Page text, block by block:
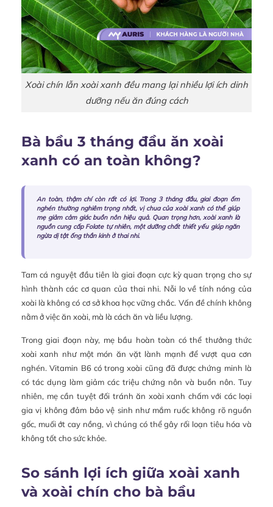
Xoài chín lẫn xoài xanh đều mang lại nhiều lợi ích dinh
dưỡng nếu ăn đúng cách
Bà bầu 3 tháng đầu ăn xoài
xanh có an toàn không?
An toàn, thậm chí còn rất có lợi. Trong 3 tháng đầu, giai đoạn ốm
nghén thường nghiêm trọng nhất, vị chua của xoài xanh có thể giúp
mẹ giảm cảm giác buồn nôn hiệu quả. Quan trọng hơn, xoài xanh là
nguồn cung cấp Folate tự nhiên, một dưỡng chất thiết yếu giúp ngăn
ngừa dị tật ống thần kinh ở thai nhi.
Tam cá nguyệt đầu tiên là giai đoạn cực kỳ quan trọng cho sự
hình thành các cơ quan của thai nhi. Nỗi lo về tính nóng của
xoài là không có cơ sở khoa học vững chắc. Vấn đề chính không
nằm ở việc ăn xoài, mà là cách ăn và liều lượng.
Trong giai đoạn này, mẹ bầu hoàn toàn có thể thưởng thức
xoài xanh như một món ăn vặt lành mạnh để vượt qua cơn
nghén. Vitamin B6 có trong xoài cũng đã được chứng minh là
có tác dụng làm giảm các triệu chứng nôn và buồn nôn. Tuy
nhiên, mẹ cần tuyệt đối tránh ăn xoài xanh chấm với các loại
gia vị không đảm bảo vệ sinh như mắm ruốc không rõ nguồn
gốc, muối ớt cay nồng, vì chúng có thể gây rối loạn tiêu hóa và
không tốt cho sức khỏe.
So sánh lợi ích giữa xoài xanh
và xoài chín cho bà bầu